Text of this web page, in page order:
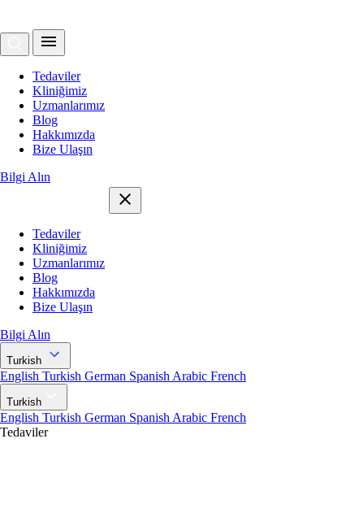
Tedaviler
Kliniğimiz
Uzmanlarımız
Blog
Hakkımızda
Bize Ulaşın
Bilgi Alın
Tedaviler
Kliniğimiz
Uzmanlarımız
Blog
Hakkımızda
Bize Ulaşın
Bilgi Alın
Turkish
English Turkish German Spanish Arabic French
Turkish
English Turkish German Spanish Arabic French
Tedaviler